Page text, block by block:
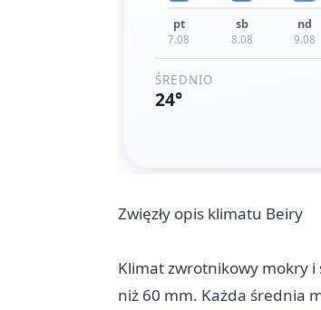
Zwięzły opis klimatu Beiry
Klimat zwrotnikowy mokry i
niż 60 mm. Każda średnia